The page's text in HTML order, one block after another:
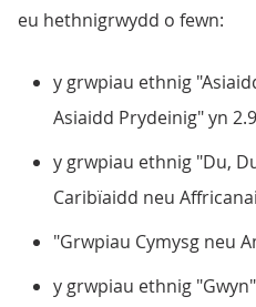
eu hethnigrwydd o fewn:
y grwpiau ethnig
Asiaidd Prydeinig" yn
y grwpiau ethnig "Du,
Caribïaidd neu
"Grwpiau Cymysg neu
y grwpiau ethnig